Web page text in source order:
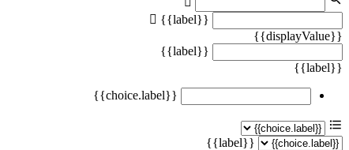
{{label}}
{{displayValue}}
{{label}}
{{label}}
{{choice.label}}
{{label}}